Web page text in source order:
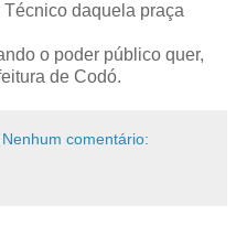
daquela praça
o poder público quer,
de Codó.
Nenhum comentário: